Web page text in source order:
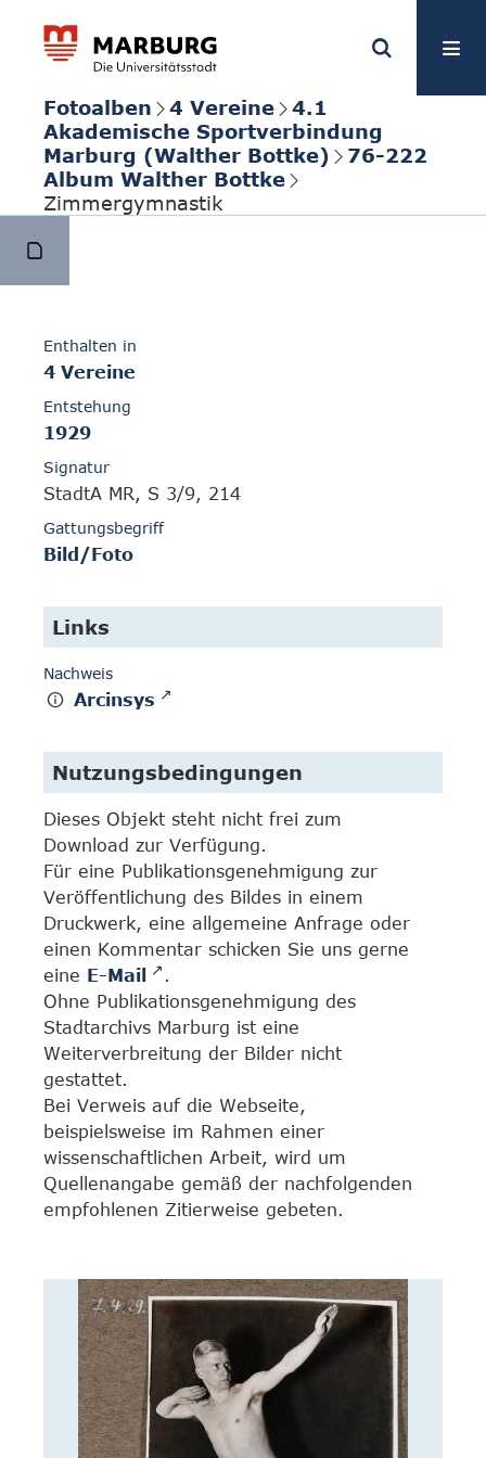
Fotoalben 4 Vereine
4.1
Akademische Sportverbindung
Marburg (Walther Bottke)
76-222
Album Walther Bottke
Zimmergymnastik
Enthalten in
4 Vereine
Entstehung
1929
Signatur
StadtA MR, S 3/9, 214
Gattungsbegriff
Bild/Foto
Links
Nachweis
Arcinsys
Nutzungsbedingungen
Dieses Objekt steht nicht frei zum
Download zur Verfügung.
Für eine Publikationsgenehmigung zur
Veröffentlichung des Bildes in einem
Druckwerk, eine allgemeine Anfrage oder
einen Kommentar schicken Sie uns gerne
eine E-Mail
.
Ohne Publikationsgenehmigung des
Stadtarchivs Marburg ist eine
Weiterverbreitung der Bilder nicht
gestattet.
Bei Verweis auf die Webseite,
beispielsweise im Rahmen einer
wissenschaftlichen Arbeit, wird um
Quellenangabe gemäß der nachfolgenden
empfohlenen Zitierweise gebeten.